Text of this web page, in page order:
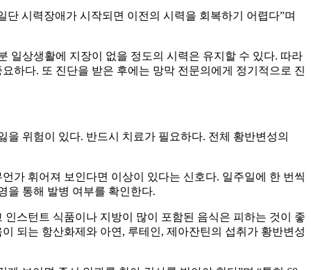
시력장애가 시작되면 이전의 시력을 회복하기 어렵다”며
일상생활에 지장이 없을 정도의 시력은 유지할 수 있다. 따라
하다. 또 진단을 받은 후에는 망막 전문의에게 정기적으로 진
위험이 있다. 반드시 치료가 필요하다. 전체 황반변성의
가 휘어져 보인다면 이상이 있다는 신호다. 일주일에 한 번씩
을 통해 발병 여부를 확인한다.
스턴트 식품이나 지방이 많이 포함된 음식은 피하는 것이 좋
되는 항산화제와 아연, 루테인, 제아잔틴의 섭취가 황반변성